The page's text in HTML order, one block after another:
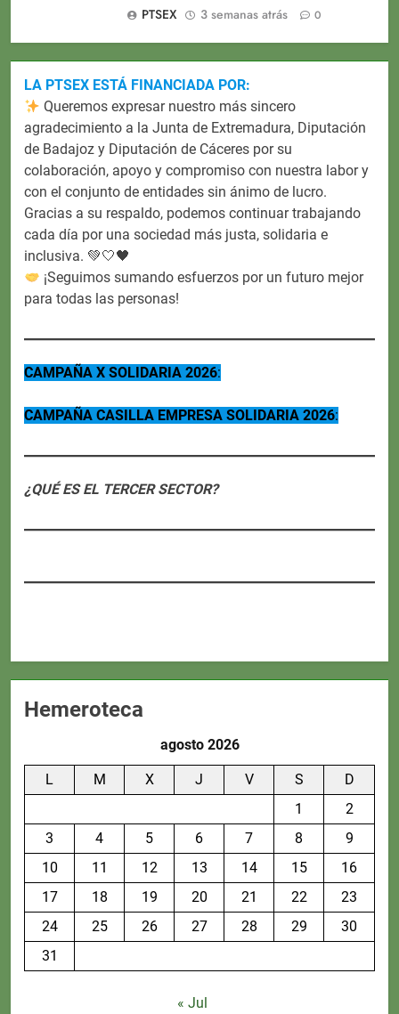
PTSEX
3 semanas atrás 0
LA PTSEX ESTÁ FINANCIADA POR:
Queremos expresar nuestro más sincero
agradecimiento a la Junta de Extremadura, Diputación
de Badajoz y Diputación de Cáceres por su
colaboración, apoyo y compromiso con nuestra labor y
con el conjunto de entidades sin ánimo de lucro.
Gracias a su respaldo, podemos continuar trabajando
cada día por una sociedad más justa, solidaria e
inclusiva. 💚🤍🖤
¡Seguimos sumando esfuerzos por un futuro mejor
para todas las personas!
CAMPAÑA X SOLIDARIA 2026:
CAMPAÑA CASILLA EMPRESA SOLIDARIA 2026:
¿QUÉ ES EL TERCER SECTOR?
Hemeroteca
agosto 2026
L M X J V S
D
1
2
3
4 5 6 7 8
9
10
11 12 13 14 15
16
17
18 19 20 21 22
23
24
25 26 27 28 29
30
31
« Jul